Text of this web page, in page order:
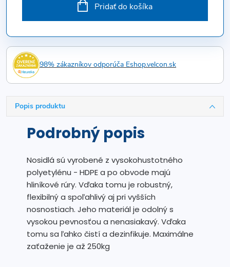
Pridať do košíka
98% zákazníkov odporúča Eshop.velcon.sk
Popis produktu
Podrobný popis
Nosidlá sú vyrobené z vysokohustotného
polyetylénu - HDPE a po obvode majú
hliníkové rúry. Vďaka tomu je robustný,
flexibilný a spoľahlivý aj pri vyšších
nosnostiach. Jeho materiál je odolný s
vysokou pevnosťou a nenasiakavý. Vďaka
tomu sa ľahko čistí a dezinfikuje. Maximálne
zaťaženie je až 250kg